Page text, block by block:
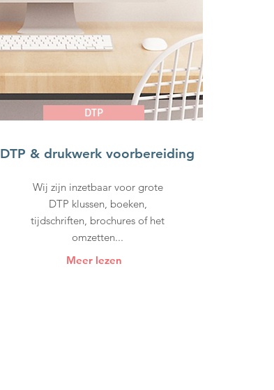
DTP
DTP & drukwerk voorbereiding
Wij zijn inzetbaar voor grote
DTP klussen, boeken,
tijdschriften, brochures of het
omzetten...
Meer lezen